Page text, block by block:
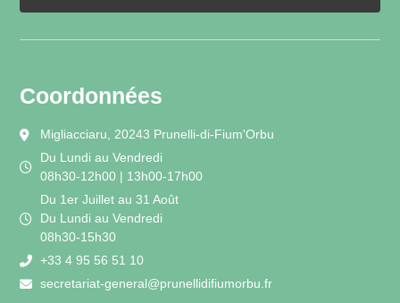
Coordonnées
Migliacciaru, 20243 Prunelli-di-Fium'Orbu
Du Lundi au Vendredi
08h30-12h00 | 13h00-17h00
Du 1er Juillet au 31 Août
Du Lundi au Vendredi
08h30-15h30
+33 4 95 56 51 10
secretariat-general@prunellidifiumorbu.fr